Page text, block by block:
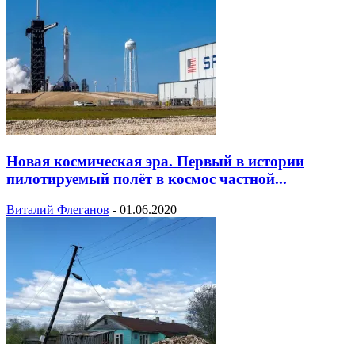
Новая космическая эра. Первый в истории
пилотируемый полёт в космос частной...
Виталий Флеганов - 01.06.2020